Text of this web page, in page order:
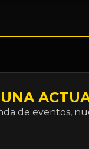
de eventos,